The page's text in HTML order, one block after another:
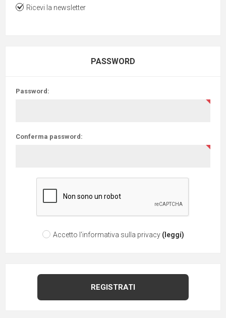
Ricevi la newsletter
PASSWORD
Password:
Conferma password:
Accetto l'informativa sulla privacy (leggi)